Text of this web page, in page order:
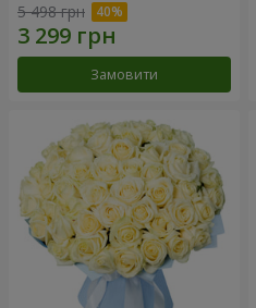
5 498 грн
Замовити